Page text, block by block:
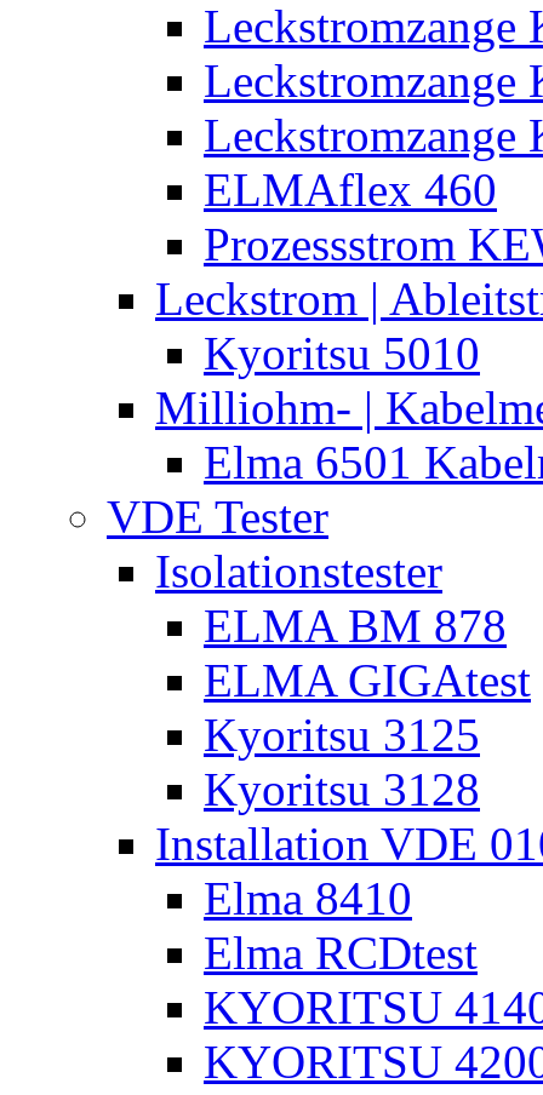
Leckstromzange
Leckstromzange
Leckstromzange
ELMAflex 460
Prozessstrom
Leckstrom |
Kyoritsu 5010
Milliohm- |
Elma 6501
VDE Tester
Isolationstester
ELMA BM 878
ELMA GIGAtest
Kyoritsu 3125
Kyoritsu 3128
Installation VDE
Elma 8410
Elma RCDtest
KYORITSU
KYORITSU